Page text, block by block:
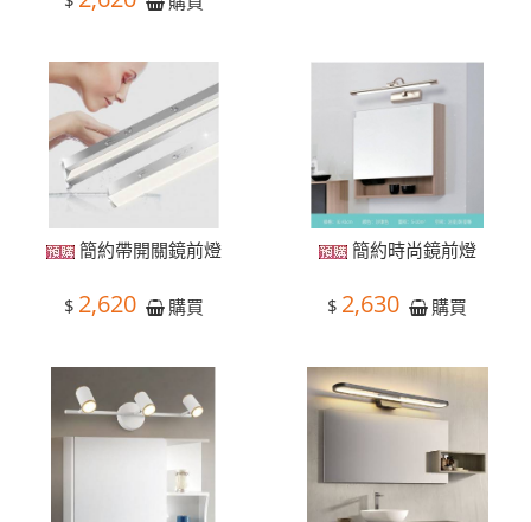
簡約帶開關鏡前燈
$ 2,620 購買
簡約時尚鏡前燈
$ 2,630 購買